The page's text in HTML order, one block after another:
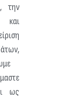
την
και
ως